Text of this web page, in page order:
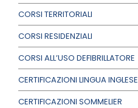
CORSI TERRITORIALI
CORSI RESIDENZIALI
CORSI ALL’USO DEFIBRILLATORE
CERTIFICAZIONI LINGUA INGLESE
CERTIFICAZIONI SOMMELIER